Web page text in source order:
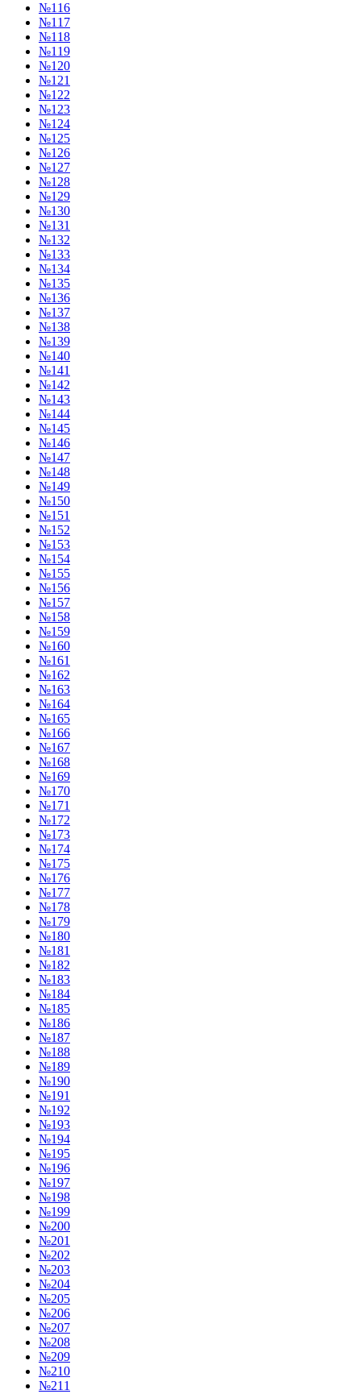
№116
№117
№118
№119
№120
№121
№122
№123
№124
№125
№126
№127
№128
№129
№130
№131
№132
№133
№134
№135
№136
№137
№138
№139
№140
№141
№142
№143
№144
№145
№146
№147
№148
№149
№150
№151
№152
№153
№154
№155
№156
№157
№158
№159
№160
№161
№162
№163
№164
№165
№166
№167
№168
№169
№170
№171
№172
№173
№174
№175
№176
№177
№178
№179
№180
№181
№182
№183
№184
№185
№186
№187
№188
№189
№190
№191
№192
№193
№194
№195
№196
№197
№198
№199
№200
№201
№202
№203
№204
№205
№206
№207
№208
№209
№210
№211